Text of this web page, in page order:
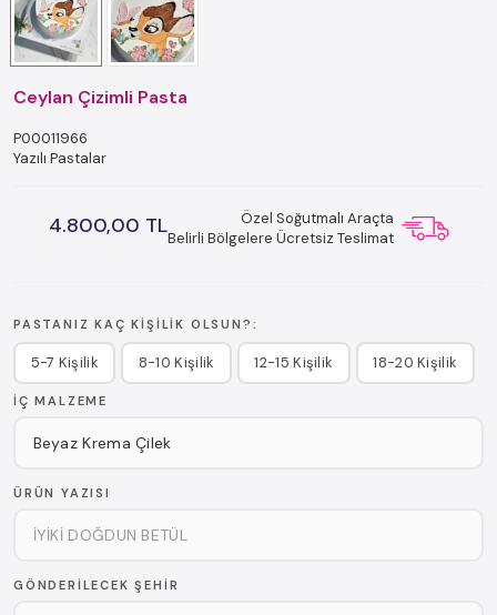
Ceylan Çizimli Pasta
P00011966
Yazılı Pastalar
4.800,00 TL
Özel Soğutmalı Araçta
Belirli Bölgelere Ücretsiz Teslimat
PASTANIZ KAÇ KIŞILIK OLSUN?:
5-7 Kişilik 8-10 Kişilik 12-15 Kişilik 18-20 Kişilik
İÇ MALZEME
ÜRÜN YAZISI
GÖNDERILECEK ŞEHIR